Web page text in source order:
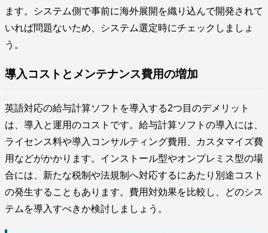
ます。システム側で事前に海外展開を織り込んで開発されて
いれば問題ないため、システム選定時にチェックしましょ
う。
導入コストとメンテナンス費用の増加
英語対応の給与計算ソフトを導入する2つ目のデメリット
は、導入と運用のコストです。給与計算ソフトの導入には、
ライセンス料や導入コンサルティング費用、カスタマイズ費
用などがかかります。インストール型やオンプレミス型の場
合には、新たな税制や法規制へ対応するにあたり別途コスト
の発生することもあります。費用対効果を比較し、どのシス
テムを導入すべきか検討しましょう。